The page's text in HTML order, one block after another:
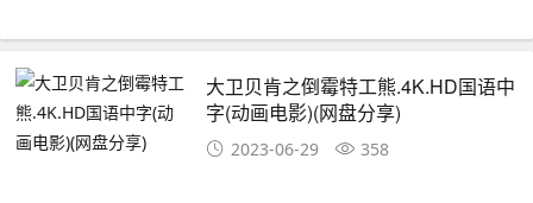
大卫贝肯之倒霉特工熊.4K.HD国语中
字(动画电影)(网盘分享)
2023-06-29 358